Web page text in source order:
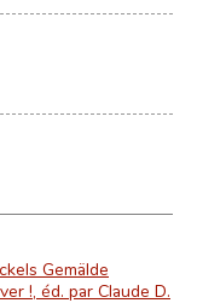
Gemälde
!, éd. par Claude D.